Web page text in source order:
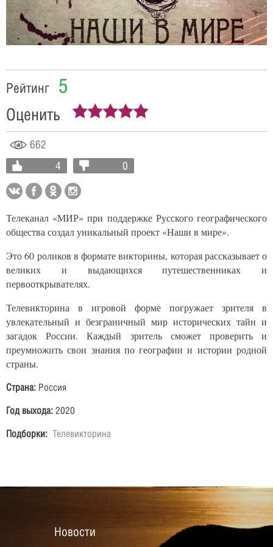
Video
662
4
0
Рейтинг 5
Оценить
Телеканал «МИР» при поддержке Русского географического
общества создал уникальный проект «Наши в мире».
Это 60 роликов в формате викторины, которая рассказывает о
великих и выдающихся путешественниках и
первооткрывателях.
Телевикторина в игровой форме погружает зрителя в
увлекательный и безграничный мир исторических тайн и
загадок России. Каждый зритель сможет проверить и
преумножить свои знания по географии и истории родной
страны.
Страна: Россия
Год выхода: 2020
Подборки: Телевикторина
Новости